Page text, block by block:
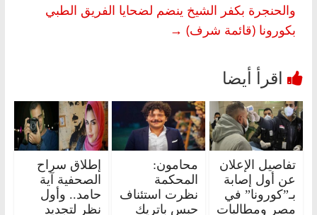
والحنجرة بكفر الشيخ ينضم لضحايا الفريق الطبي
بكورونا (قائمة شرف) →
تفاصيل الإعلان
عن أول إصابة
بـ”كورونا” في
مصر ومطالبات
محامون:
المحكمة
نظرت استئناف
حبس باتريك
إطلاق سراح
الصحفية آية
حامد.. وأول
نظر لتجديد